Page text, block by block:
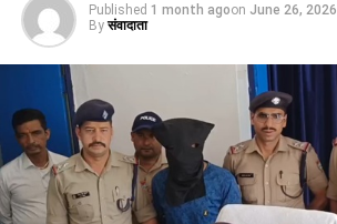
Published 1 month agoon June 26, 2026
By संवादाता